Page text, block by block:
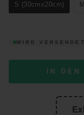
S (30cmx20cm)
WIRD
IN DEN